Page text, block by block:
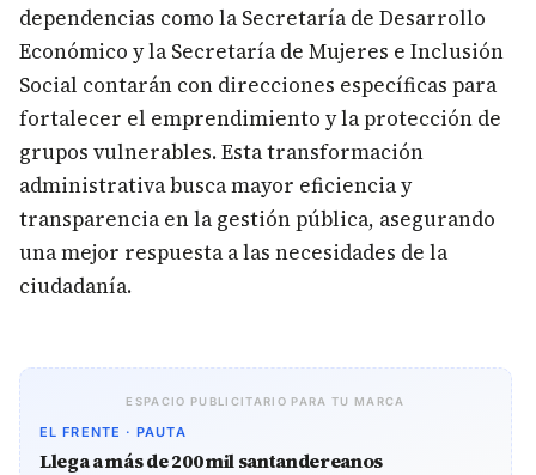
dependencias como la Secretaría de Desarrollo
Económico y la Secretaría de Mujeres e Inclusión
Social contarán con direcciones específicas para
fortalecer el emprendimiento y la protección de
grupos vulnerables. Esta transformación
administrativa busca mayor eficiencia y
transparencia en la gestión pública, asegurando
una mejor respuesta a las necesidades de la
ciudadanía.
ESPACIO PUBLICITARIO PARA TU MARCA
EL FRENTE · PAUTA
Llega a más de 200 mil santandereanos